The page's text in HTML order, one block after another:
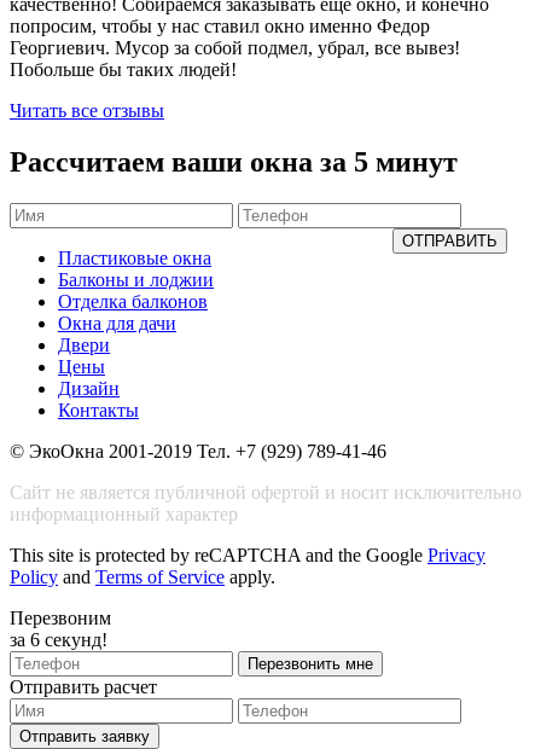
качественно! Собираемся заказывать еще окно, и конечно
попросим, чтобы у нас ставил окно именно Федор
Георгиевич. Мусор за собой подмел, убрал, все вывез!
Побольше бы таких людей!
Читать все отзывы
Рассчитаем ваши окна за 5 минут
ОТПРАВИТЬ
Пластиковые окна
Балконы и лоджии
Отделка балконов
Окна для дачи
Двери
Цены
Дизайн
Контакты
© ЭкоОкна 2001-2019 Тел. +7 (929) 789-41-46
Сайт не является публичной офертой и носит исключительно
информационный характер
This site is protected by reCAPTCHA and the Google Privacy
Policy and Terms of Service apply.
Перезвоним
за 6 секунд!
Перезвонить мне
Отправить расчет
Отправить заявку